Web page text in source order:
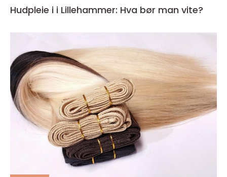
Hudpleie i i Lillehammer: Hva bør man vite?